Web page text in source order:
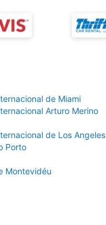
de Miami
Arturo Merino
de Los Angeles
Porto
Montevidéu